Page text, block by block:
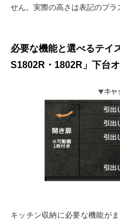
せん。実際の高さは表記のプラ
必要な機能と選べるテイ
S1802R・1802R」下台
キッチン収納に必要な機能が